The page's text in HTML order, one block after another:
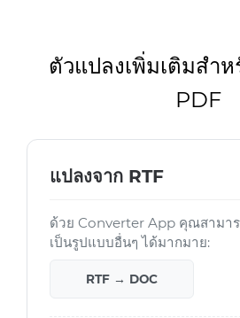
ตัวแปลงเพิ่มเติมสำห
PDF
แปลงจาก RTF
ด้วย Converter App คุณสามา
เป็นรูปแบบอื่นๆ ได้มากมาย:
RTF → DOC